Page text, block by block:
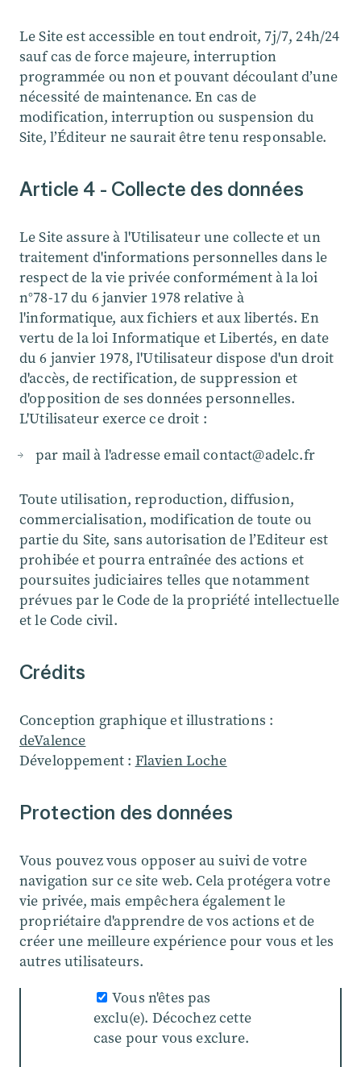
Le Site est accessible en tout endroit, 7j/7, 24h/24
sauf cas de force majeure, interruption
programmée ou non et pouvant découlant d’une
nécessité de maintenance. En cas de
modification, interruption ou suspension du
Site, l’Éditeur ne saurait être tenu responsable.
Article 4 - Collecte des données
Le Site assure à l'Utilisateur une collecte et un
traitement d'informations personnelles dans le
respect de la vie privée conformément à la loi
n°78-17 du 6 janvier 1978 relative à
l'informatique, aux fichiers et aux libertés. En
vertu de la loi Informatique et Libertés, en date
du 6 janvier 1978, l'Utilisateur dispose d'un droit
d'accès, de rectification, de suppression et
d'opposition de ses données personnelles.
L'Utilisateur exerce ce droit :
par mail à l'adresse email contact@adelc.fr
Toute utilisation, reproduction, diffusion,
commercialisation, modification de toute ou
partie du Site, sans autorisation de l’Editeur est
prohibée et pourra entraînée des actions et
poursuites judiciaires telles que notamment
prévues par le Code de la propriété intellectuelle
et le Code civil.
Crédits
Conception graphique et illustrations :
deValence
Développement : Flavien Loche
Protection des données
Vous pouvez vous opposer au suivi de votre
navigation sur ce site web. Cela protégera votre
vie privée, mais empêchera également le
propriétaire d'apprendre de vos actions et de
créer une meilleure expérience pour vous et les
autres utilisateurs.
Vous n'êtes pas
exclu(e). Décochez cette
case pour vous exclure.